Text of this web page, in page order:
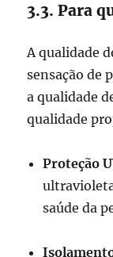
3.3. Para
A qualidade
sensação de
a qualidade
qualidade
Proteção
saúde da